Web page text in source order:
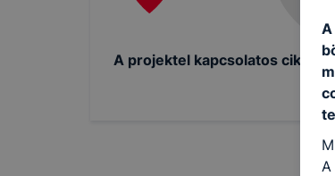
A projektel kapcsolatos cikkek
A